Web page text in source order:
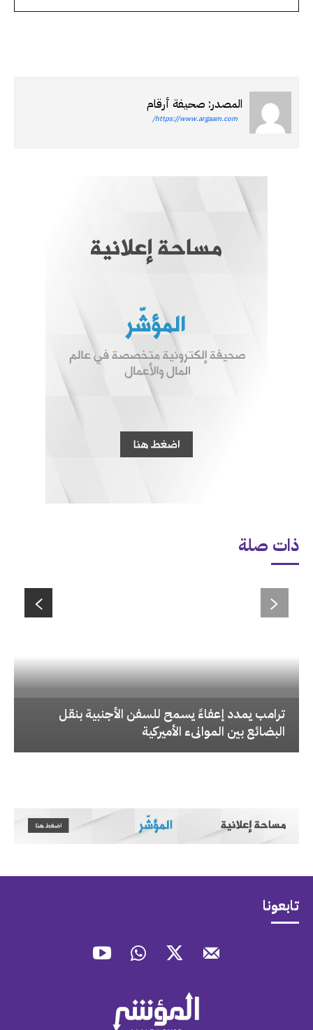
ذات صلة
‏ترامب يمدد إعفاءً يسمح للسفن الأجنبية بنقل
البضائع بين الموانىء الأميركية
المصدر: صحيفة أرقام
https://www.argaam.com/
تابعونا